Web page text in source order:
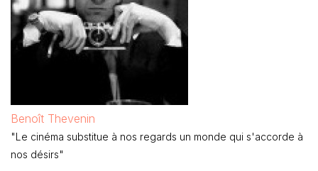
Benoît Thevenin
"Le cinéma substitue à nos regards un monde qui s'accorde à
nos désirs"